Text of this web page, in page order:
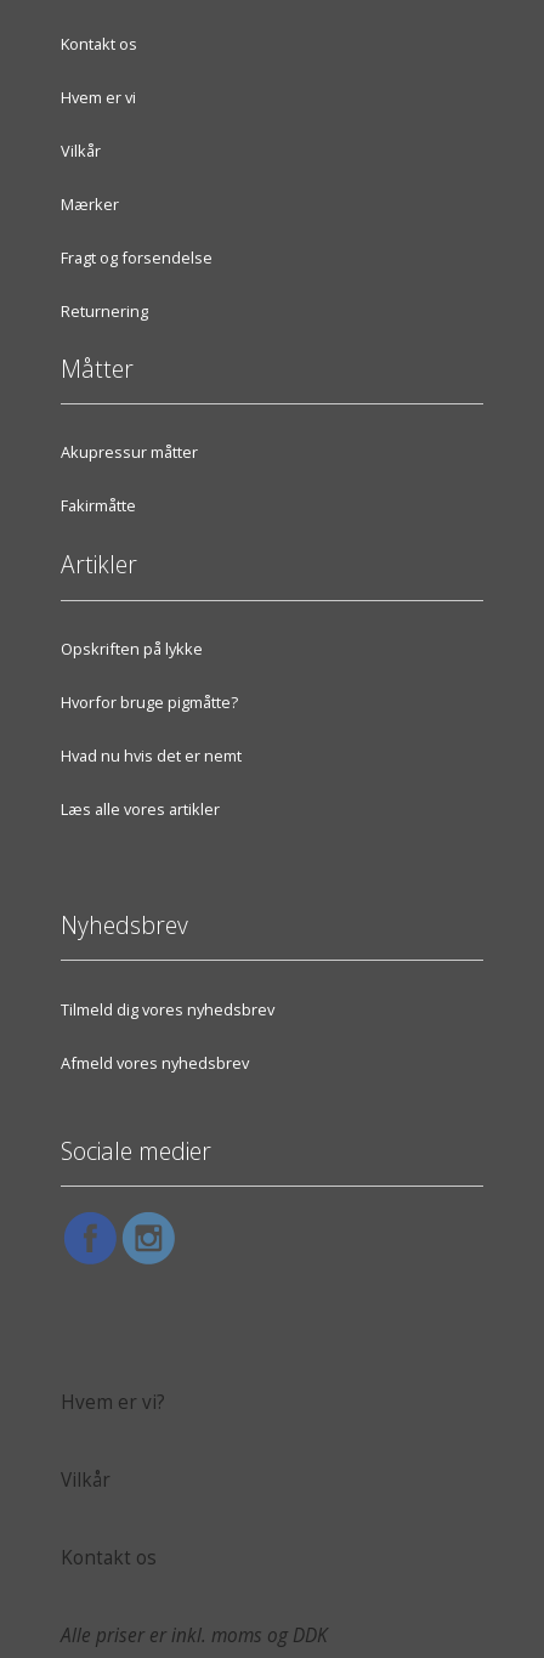
Kontakt os
Hvem er vi
Vilkår
Mærker
Fragt og forsendelse
Returnering
Måtter
Akupressur måtter
Fakirmåtte
Artikler
Opskriften på lykke
Hvorfor bruge pigmåtte?
Hvad nu hvis det er nemt
Læs alle vores artikler
Nyhedsbrev
Tilmeld dig vores nyhedsbrev
Afmeld vores nyhedsbrev
Sociale medier
Hvem er vi?
Vilkår
Kontakt os
Alle priser er inkl. moms og DDK